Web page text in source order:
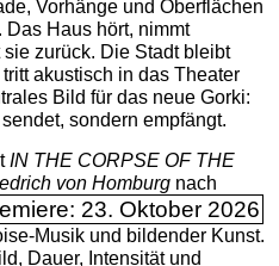
Vorhänge und Oberflächen
Haus hört, nimmt
zurück. Die Stadt bleibt
akustisch in das Theater
Bild für das neue Gorki:
sondern empfängt.
IN THE CORPSE OF THE
von Homburgnach
23. Oktober 2026
Musik und bildender Kunst.
Dauer, Intensität und